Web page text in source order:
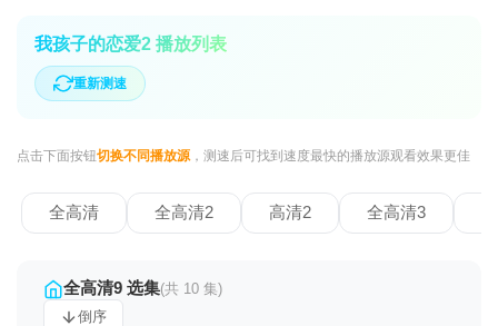
我孩子的恋爱2 播放列表
重新测速
点击下面按钮切换不同播放源，测速后可找到速度最快的播放源观看效果更佳
全高清 全高清2 高清2 全高清3
全高清9 选集(共 10 集)
倒序